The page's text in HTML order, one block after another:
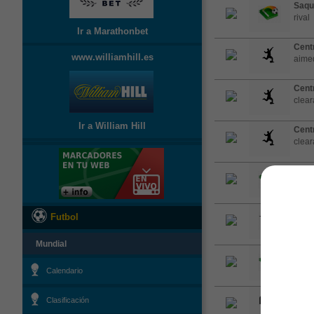
Ir a Marathonbet
www.williamhill.es
Ir a William Hill
Futbol
Mundial
Calendario
Clasificación
rival